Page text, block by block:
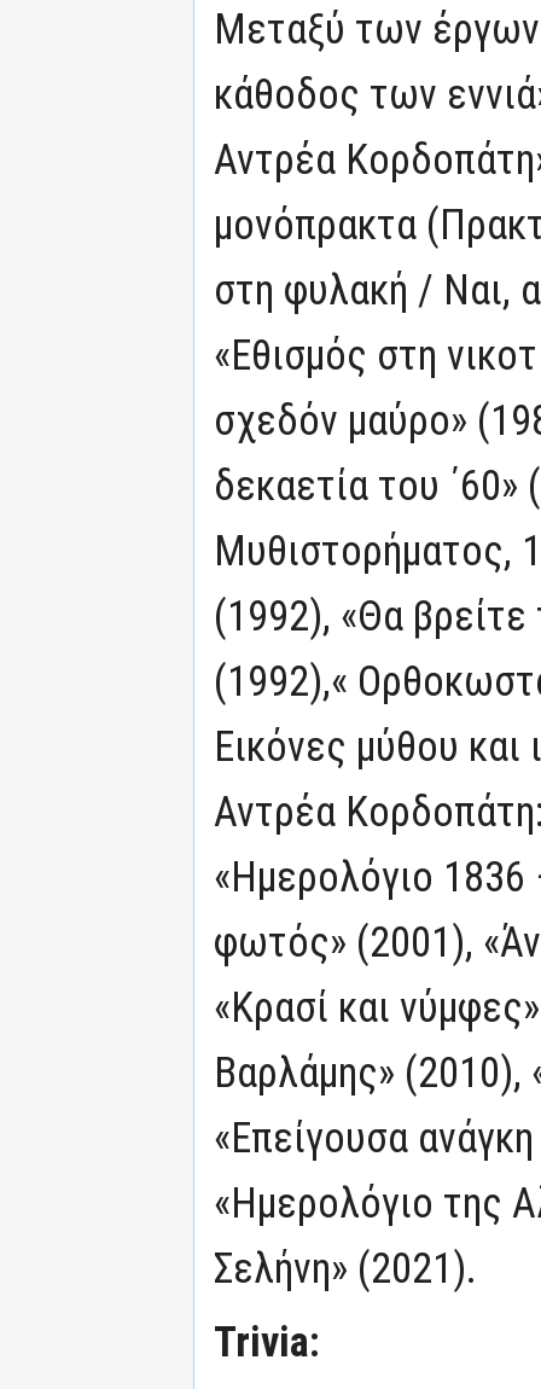
Μεταξύ των
κάθοδος των
Αντρέα
μονόπρακτα
στη φυλακή / Ναι,
«Εθισμός στη
σχεδόν μαύρο»
δεκαετία του ΄60»
Μυθιστορήματος,
(1992), «Θα
(1992),«
Εικόνες μύθου και
Αντρέα
«Ημερολόγιο 1836
φωτός» (2001),
«Κρασί και
Βαρλάμης» (2010),
«Επείγουσα
«Ημερολόγιο της
Σελήνη» (2021).
Trivia: